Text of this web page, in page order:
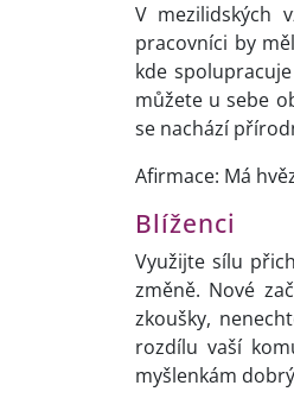
V mezilidských
pracovníci by
kde
můžete u sebe
se nachází
Afirmace: Má
Blíženci
Využijte sílu
změně. Nové
zkoušky,
rozdílu vaší
myšlenkám